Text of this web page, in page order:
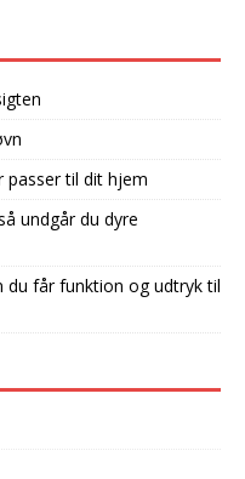
passer til dit hjem
undgår du dyre
du får funktion og udtryk til